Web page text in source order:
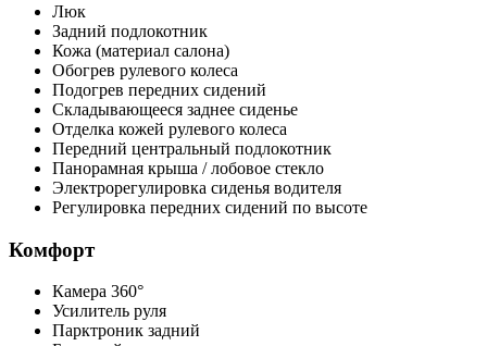
Люк
Задний подлокотник
Кожа (материал салона)
Обогрев рулевого колеса
Подогрев передних сидений
Складывающееся заднее сиденье
Отделка кожей рулевого колеса
Передний центральный подлокотник
Панорамная крыша / лобовое стекло
Электрорегулировка сиденья водителя
Регулировка передних сидений по высоте
Комфорт
Камера 360°
Усилитель руля
Парктроник задний